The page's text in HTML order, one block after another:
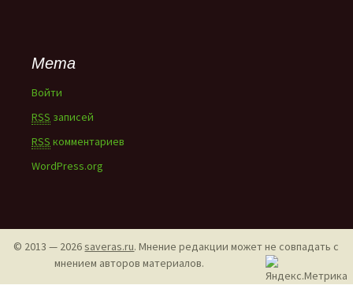
Мета
Войти
RSS записей
RSS комментариев
WordPress.org
© 2013 — 2026saveras.ru. Мнение редакции может не совпадать с
мнением авторов материалов.